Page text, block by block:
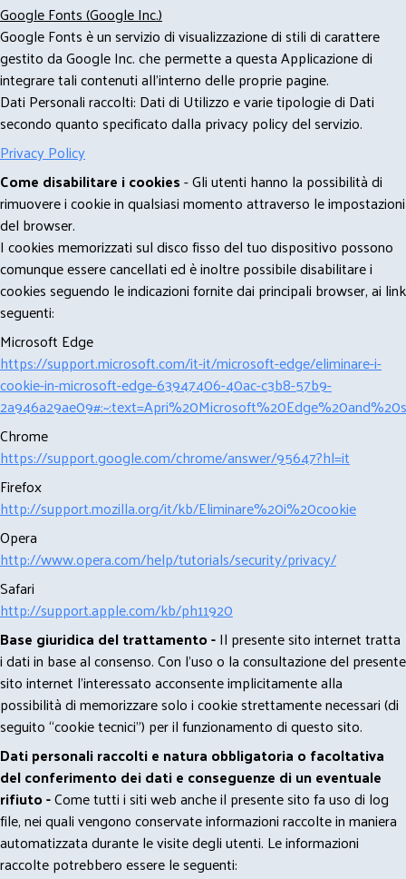
Google Fonts (Google Inc.)
Google Fonts è un servizio di visualizzazione di stili di carattere
gestito da Google Inc. che permette a questa Applicazione di
integrare tali contenuti all'interno delle proprie pagine.
Dati Personali raccolti: Dati di Utilizzo e varie tipologie di Dati
secondo quanto specificato dalla privacy policy del servizio.
Privacy Policy
Come disabilitare i cookies- Gli utenti hanno la possibilità di
rimuovere i cookie in qualsiasi momento attraverso le impostazioni
del browser.
I cookies memorizzati sul disco fisso del tuo dispositivo possono
comunque essere cancellati ed è inoltre possibile disabilitare i
cookies seguendo le indicazioni fornite dai principali browser, ai link
seguenti:
Microsoft Edge
https://support.microsoft.com/it-it/microsoft-edge/eliminare-i-
cookie-in-microsoft-edge-63947406-40ac-c3b8-57b9-
Chrome
https://support.google.com/chrome/answer/95647?hl=it
Firefox
http://support.mozilla.org/it/kb/Eliminare%20i%20cookie
Opera
http://www.opera.com/help/tutorials/security/privacy/
Safari
http://support.apple.com/kb/ph11920
Base giuridica del trattamento -Il presente sito internet tratta
i dati in base al consenso. Con l'uso o la consultazione del presente
sito internet l’interessato acconsente implicitamente alla
possibilità di memorizzare solo i cookie strettamente necessari (di
seguito “cookie tecnici”) per il funzionamento di questo sito.
Dati personali raccolti e natura obbligatoria o facoltativa
del conferimento dei dati e conseguenze di un eventuale
rifiuto -Come tutti i siti web anche il presente sito fa uso di log
file, nei quali vengono conservate informazioni raccolte in maniera
automatizzata durante le visite degli utenti. Le informazioni
raccolte potrebbero essere le seguenti: